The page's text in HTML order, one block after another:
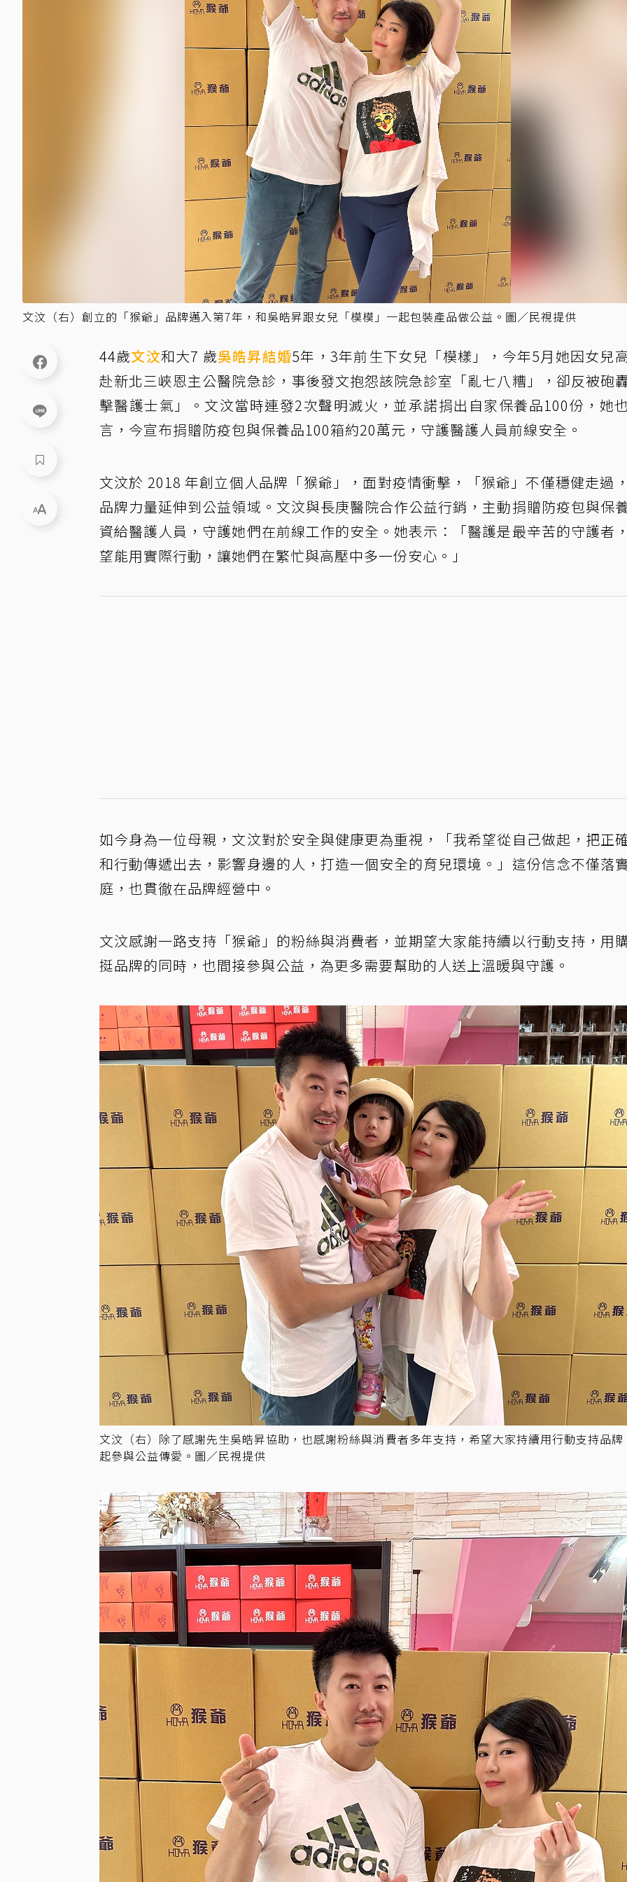
文汶（右）創立的「猴爺」品牌邁入第7年，和吳皓昇跟女兒「模模」一起包裝產品做公益。圖／民視提供
44歲文汶和大7 歲吳皓昇結婚5年，3年前生下女兒「模樣」，今年5月她因女兒
赴新北三峽恩主公醫院急診，事後發文抱怨該院急診室「亂七八糟」，卻反被砲
擊醫護士氣」。文汶當時連發2次聲明滅火，並承諾捐出自家保養品100份，她
言，今宣布捐贈防疫包與保養品100箱約20萬元，守護醫護人員前線安全。
文汶於 2018 年創立個人品牌「猴爺」，面對疫情衝擊，「猴爺」不僅穩健走過
品牌力量延伸到公益領域。文汶與長庚醫院合作公益行銷，主動捐贈防疫包與保
資給醫護人員，守護她們在前線工作的安全。她表示：「醫護是最辛苦的守護者
望能用實際行動，讓她們在繁忙與高壓中多一份安心。」
如今身為一位母親，文汶對於安全與健康更為重視，「我希望從自己做起，把正
和行動傳遞出去，影響身邊的人，打造一個安全的育兒環境。」這份信念不僅落
庭，也貫徹在品牌經營中。
文汶感謝一路支持「猴爺」的粉絲與消費者，並期望大家能持續以行動支持，用
挺品牌的同時，也間接參與公益，為更多需要幫助的人送上溫暖與守護。
文汶（右）除了感謝先生吳皓昇協助，也感謝粉絲與消費者多年支持，希望大家持續用行動支持品牌
起參與公益傳愛。圖／民視提供